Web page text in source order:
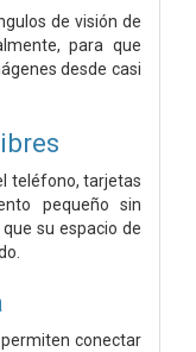
de visión de
para que
desde casi
teléfono, tarjetas
pequeño sin
su espacio de
permiten conectar